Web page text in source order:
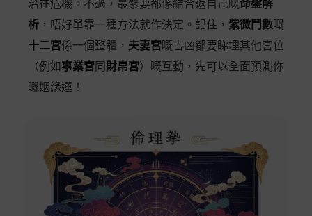
潛在危機。不過，最緊要都係結合返自己嘅命盤解
析 ，唔好單靠一種方法就作決定。記住， 紫微鬥數嘅
十二宮係一個整體， 夫妻宮嘅吉凶都要睇埋其他宮位
（例如 事業宮 同 財帛宮）嘅互動，先可以全面預測你
嘅姻緣運！